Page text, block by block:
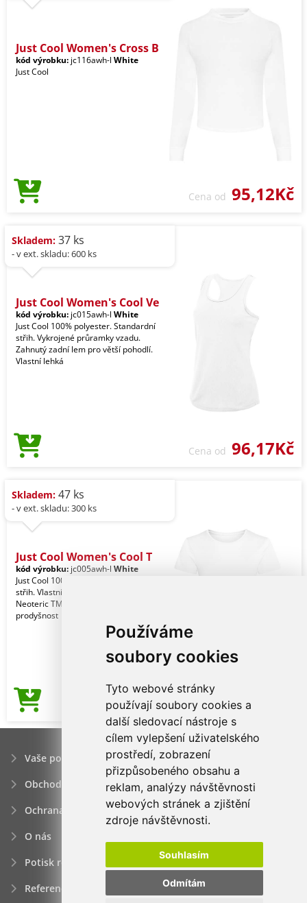
Používáme
soubory cookies
Tyto webové stránky
používají soubory cookies a
další sledovací nástroje s
cílem vylepšení uživatelského
prostředí, zobrazení
přizpůsobeného obsahu a
reklam, analýzy návštěvnosti
webových stránek a zjištění
zdroje návštěvnosti.
Souhlasím
Odmítám
Just Cool Women's Cross B
kód výrobku: jc116awh-l White
Just Cool
Cena od 95,12Kč
Skladem: 37 ks
- v ext. skladu: 600 ks
Just Cool Women's Cool Ve
kód výrobku: jc015awh-l White
Just Cool 100% polyester. Standardní
střih. Vykrojené průramky vzadu.
Zahnutý zadní lem pro větší pohodlí.
Vlastní lehká
Cena od 96,17Kč
Skladem: 47 ks
- v ext. skladu: 300 ks
Just Cool Women's Cool T
kód výrobku: jc005awh-l White
Just Cool 100% polyester. Standardní
střih. Vlastní lehká texturová tkanina
Neoteric TM od AWDis s přirozenou
prodyšnost
Cena od96,17Kč
Vaše poptávka
Obchodní podmínky
Ochrana osobních údajú
O nás
Potisk reklamních předmětů
Reference